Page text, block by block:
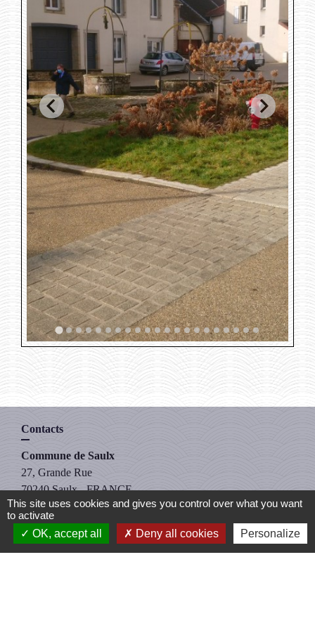
Contacts
Commune de Saulx
27, Grande Rue
70240 Saulx - FRANCE
+33 3 84 95 86 75
Contact par formulaire
This site uses cookies and gives you control over what you want
to activate
OK, accept all
Deny all cookies Personalize